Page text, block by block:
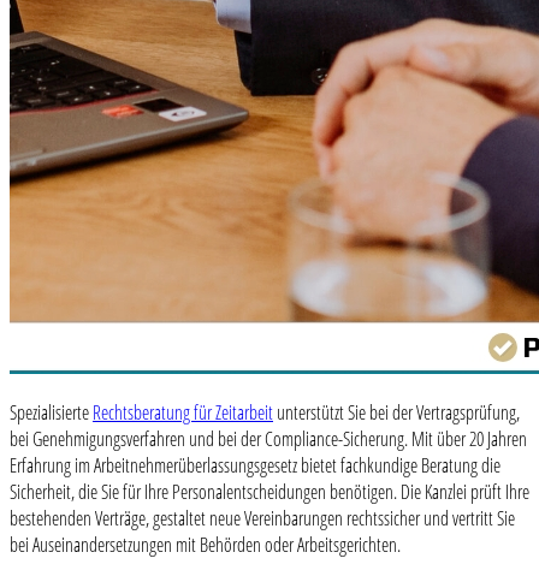
SpezialisierteRechtsberatung für Zeitarbeitunterstützt Sie bei der Vertragsprüfung,
bei Genehmigungsverfahren und bei der Compliance-Sicherung. Mit über 20 Jahren
Erfahrung im Arbeitnehmerüberlassungsgesetz bietet fachkundige Beratung die
Sicherheit, die Sie für Ihre Personalentscheidungen benötigen. Die Kanzlei prüft Ihre
bestehenden Verträge, gestaltet neue Vereinbarungen rechtssicher und vertritt Sie
bei Auseinandersetzungen mit Behörden oder Arbeitsgerichten.